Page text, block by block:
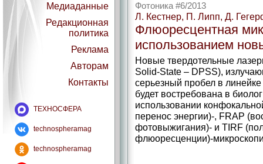
Медиаданные
Редакционная
политика
Реклама
Авторам
Контакты
ТЕХНОСФЕРА
technospheramag
technospheramag
Фотоника #6/2013
Л. Кестнер, П. Липп, Д.
Флюоресцентная
использованием
Новые твердотельные
Solid-State – DPSS),
серьезный пробел в
будет востребована в
использовании
перенос энергии)-, FRAP
фотовыжигания)- и TIRF
флюоресценции)-